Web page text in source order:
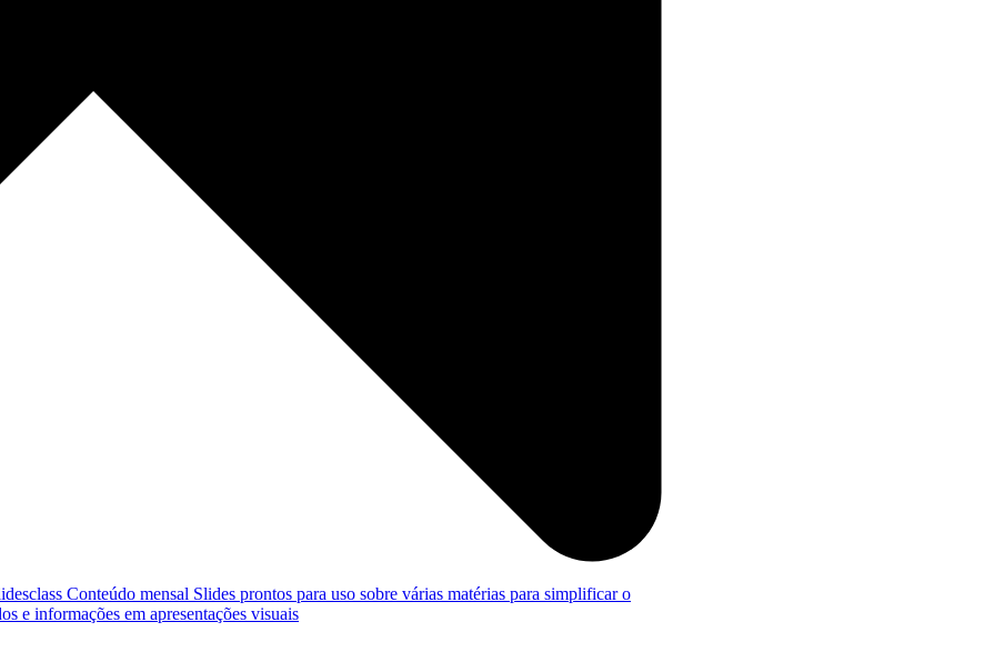
Conteúdo mensal Slides prontos para uso sobre várias matérias para simplificar o
e informações em apresentações visuais